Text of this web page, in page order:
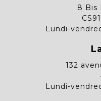
8 Bis
Lundi-
132
Lundi-